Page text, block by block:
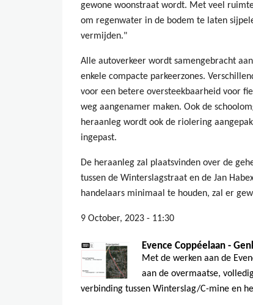
gewone woonstraat wordt. Met veel
om regenwater in de bodem te laten
vermijden."
Alle autoverkeer wordt samengebracht
enkele compacte parkeerzones.
voor een betere oversteekbaarheid voor
weg aangenamer maken. Ook de
heraanleg wordt ook de riolering
ingepast.
De heraanleg zal plaatsvinden over de
tussen de Winterslagstraat en de Jan
handelaars minimaal te houden, zal er
9 October, 2023 - 11:30
Evence Coppéelaan -
Met de werken aan de
aan de overmaatse,
verbinding tussen Winterslag/C-mine en